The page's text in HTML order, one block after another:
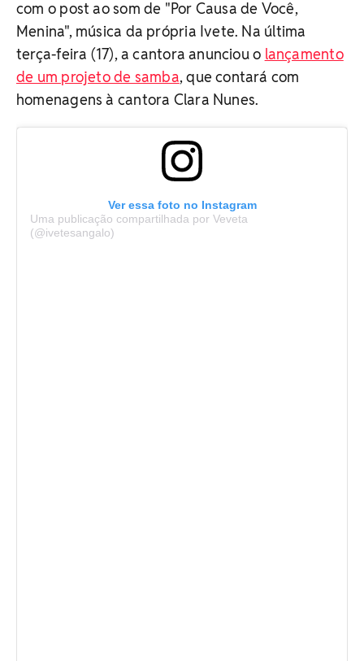
com o post ao som de "Por Causa de Você,
Menina", música da própria Ivete. Na última
terça-feira (17), a cantora anunciou o lançamento
de um projeto de samba, que contará com
homenagens à cantora Clara Nunes.
Ver essa foto no Instagram
Uma publicação compartilhada por Veveta
(@ivetesangalo)